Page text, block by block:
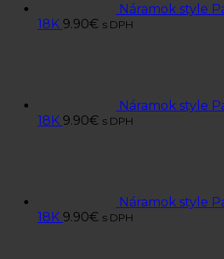
Náramok style
18K 9.90€ s DPH
Náramok style
18K 9.90€ s DPH
Náramok style
18K 9.90€ s DPH